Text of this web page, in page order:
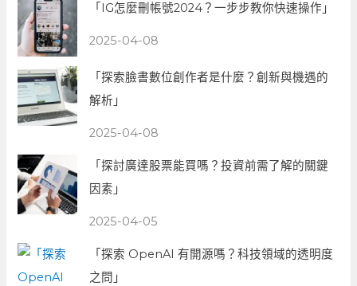
「IG怎麼刪帳號2024？一步步教你快速操作」
2025-04-08
「探索臉書數位創作者是什麼？創新與機遇的
解析」
2025-04-08
「探討廣達股票能買嗎？投資前需了解的關鍵
因素」
2025-04-05
「探索 OpenAI 有開源嗎？科技領域的透明度
之問」